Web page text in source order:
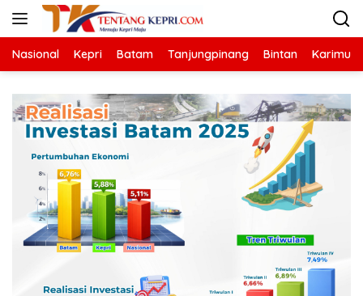
Langsung
Nasional Kepri Batam Tanjungpinang Bintan Karimun